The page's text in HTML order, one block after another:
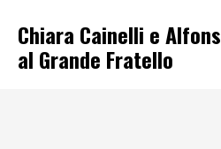
Chiara Cainelli e
al Grande Fratello